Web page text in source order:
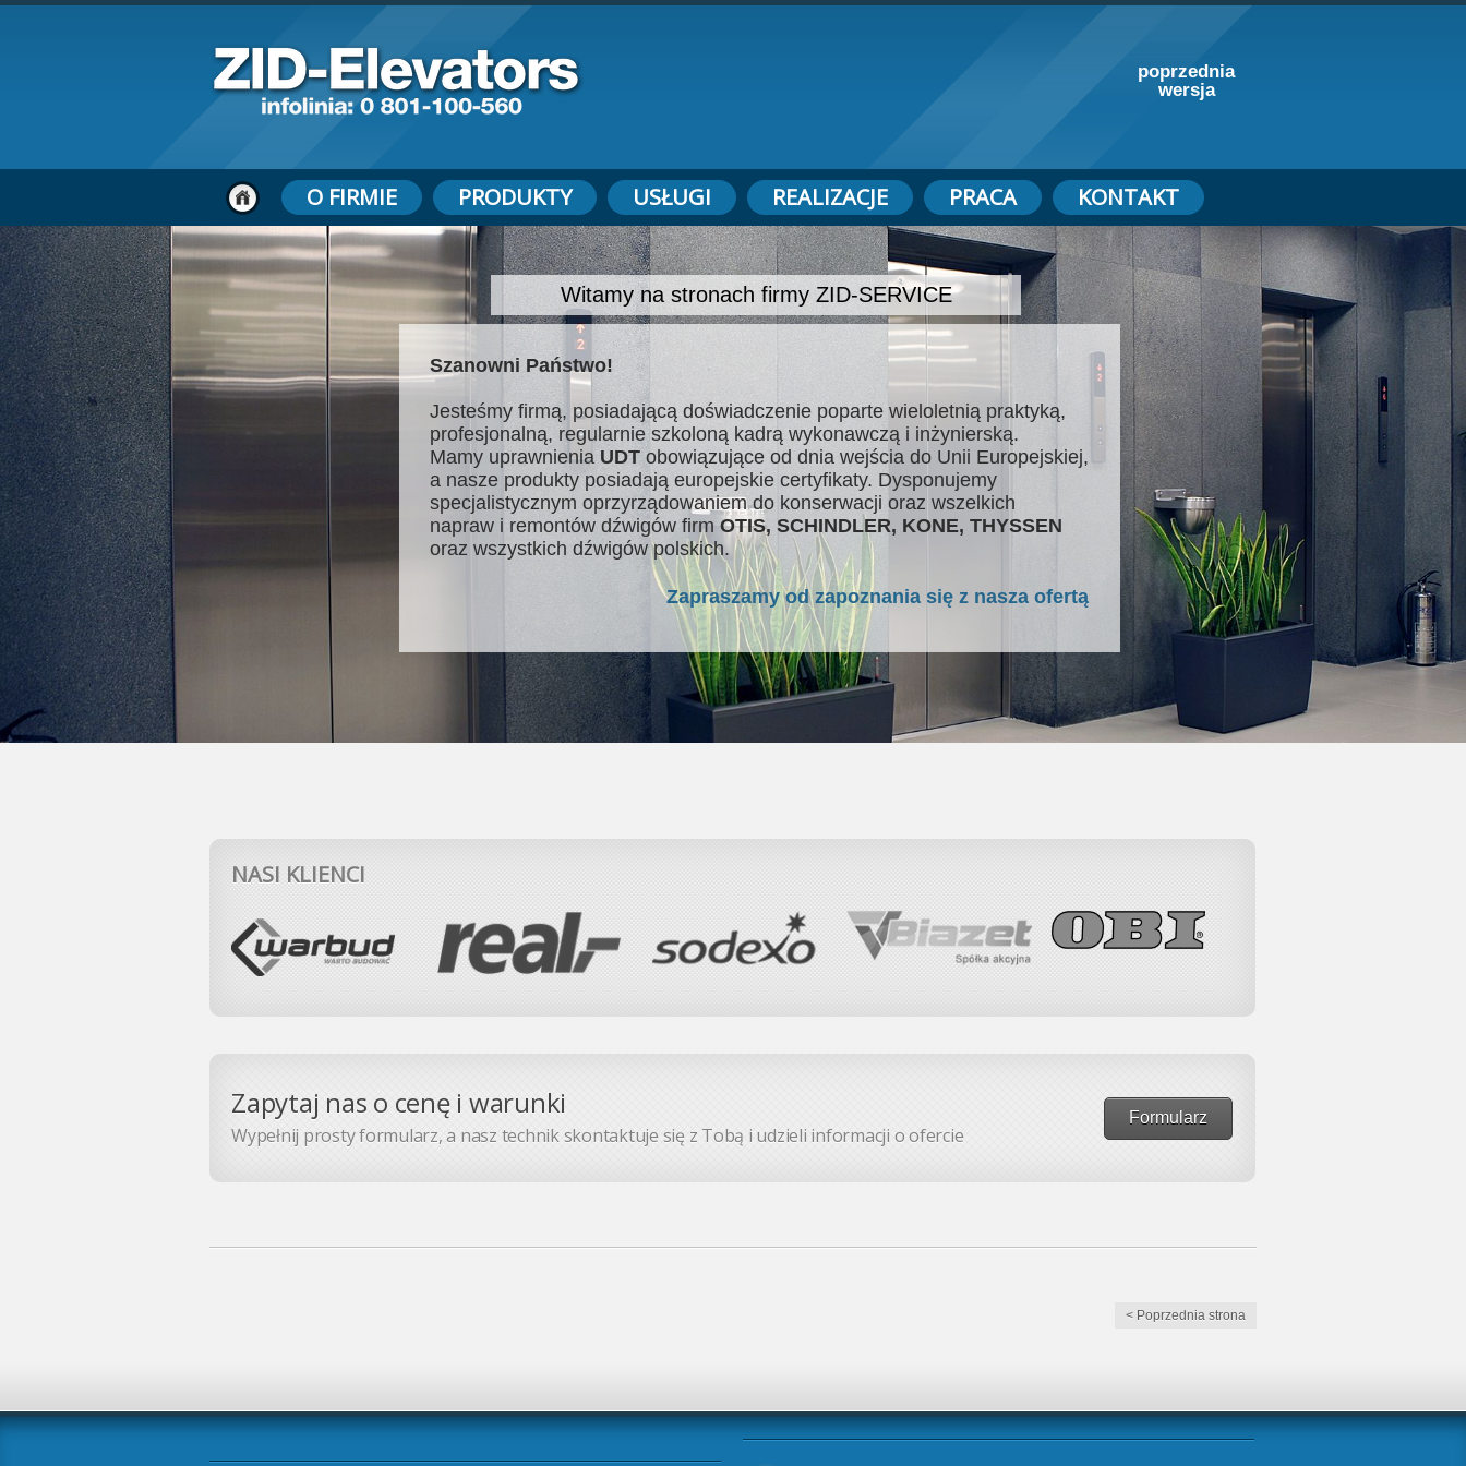
poprzednia
wersja
O FIRMIE PRODUKTY USŁUGI REALIZACJE PRACA KONTAKT
Witamy na stronach firmy ZID-SERVICE
Szanowni Państwo!
Jesteśmy firmą, posiadającą doświadczenie poparte wieloletnią praktyką,
profesjonalną, regularnie szkoloną kadrą wykonawczą i inżynierską.
Mamy uprawnienia UDT obowiązujące od dnia wejścia do Unii Europejskiej,
a nasze produkty posiadają europejskie certyfikaty. Dysponujemy
specjalistycznym oprzyrządowaniem do konserwacji oraz wszelkich
napraw i remontów dźwigów firmOTIS, SCHINDLER, KONE, THYSSEN
oraz wszystkich dźwigów polskich.
Zapraszamy od zapoznania się z nasza ofertą
NASI KLIENCI
Zapytaj nas o cenę i warunki
Wypełnij prosty formularz, a nasz technik skontaktuje się z Tobą i udzieli informacji o ofercie
Formularz
< Poprzednia strona